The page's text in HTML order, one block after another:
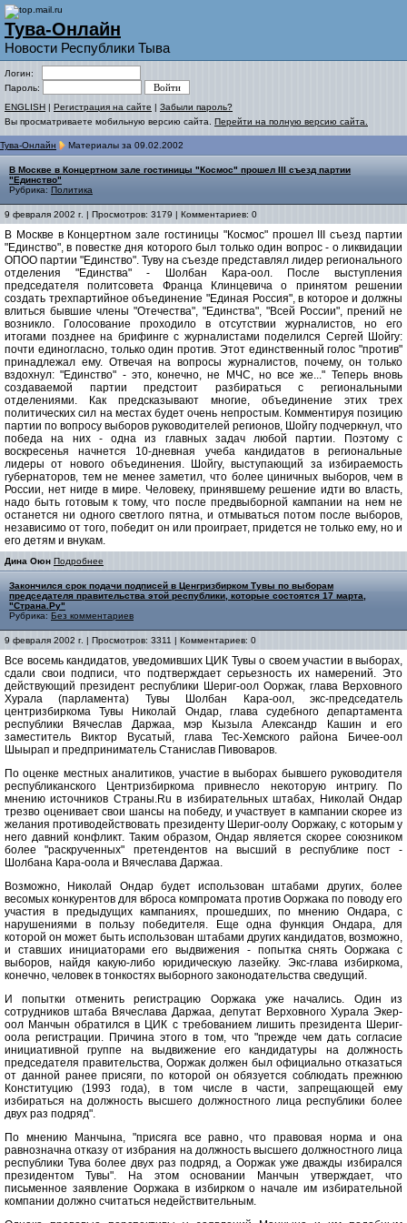
Тува-Онлайн
Новости Республики Тыва
Логин:
Пароль:
ENGLISH | Регистрация на сайте | Забыли пароль?
Вы просматриваете мобильную версию сайта. Перейти на полную версию сайта.
Тува-Онлайн Материалы за 09.02.2002
В Москве в Концертном зале гостиницы "Космос" прошел III съезд партии
"Единство"
Рубрика: Политика
9 февраля 2002 г. | Просмотров: 3179 | Комментариев: 0
В Москве в Концертном зале гостиницы "Космос" прошел III съезд партии
"Единство", в повестке дня которого был только один вопрос - о ликвидации
ОПОО партии "Единство". Туву на съезде представлял лидер регионального
отделения "Единства" - Шолбан Кара-оол. После выступления
председателя политсовета Франца Клинцевича о принятом решении
создать трехпартийное объединение "Единая Россия", в которое и должны
влиться бывшие члены "Отечества", "Единства", "Всей России", прений не
возникло. Голосование проходило в отсутствии журналистов, но его
итогами позднее на брифинге с журналистами поделился Сергей Шойгу:
почти единогласно, только один против. Этот единственный голос "против"
принадлежал ему. Отвечая на вопросы журналистов, почему, он только
вздохнул: "Единство" - это, конечно, не МЧС, но все же..." Теперь вновь
создаваемой партии предстоит разбираться с региональными
отделениями. Как предсказывают многие, объединение этих трех
политических сил на местах будет очень непростым. Комментируя позицию
партии по вопросу выборов руководителей регионов, Шойгу подчеркнул, что
победа на них - одна из главных задач любой партии. Поэтому с
воскресенья начнется 10-дневная учеба кандидатов в региональные
лидеры от нового объединения. Шойгу, выступающий за избираемость
губернаторов, тем не менее заметил, что более циничных выборов, чем в
России, нет нигде в мире. Человеку, принявшему решение идти во власть,
надо быть готовым к тому, что после предвыборной кампании на нем не
останется ни одного светлого пятна, и отмываться потом после выборов,
независимо от того, победит он или проиграет, придется не только ему, но и
его детям и внукам.
Дина Оюн Подробнее
Закончился срок подачи подписей в Ценгризбирком Тувы по выборам
председателя правительства этой республики, которые состоятся 17 марта,
"Страна.Ру"
Рубрика: Без комментариев
9 февраля 2002 г. | Просмотров: 3311 | Комментариев: 0
Все восемь кандидатов, уведомивших ЦИК Тувы о своем участии в выборах,
сдали свои подписи, что подтверждает серьезность их намерений. Это
действующий президент республики Шериг-оол Ооржак, глава Верховного
Хурала (парламента) Тувы Шолбан Кара-оол, экс-председатель
центризбиркома Тувы Николай Ондар, глава судебного департамента
республики Вячеслав Даржаа, мэр Кызыла Александр Кашин и его
заместитель Виктор Вусатый, глава Тес-Хемского района Бичее-оол
Шыырап и предприниматель Станислав Пивоваров.
По оценке местных аналитиков, участие в выборах бывшего руководителя
республиканского Центризбиркома привнесло некоторую интригу. По
мнению источников Страны.Ru в избирательных штабах, Николай Ондар
трезво оценивает свои шансы на победу, и участвует в кампании скорее из
желания противодействовать президенту Шериг-оолу Ооржаку, с которым у
него давний конфликт. Таким образом, Ондар является скорее союзником
более "раскрученных" претендентов на высший в республике пост -
Шолбана Кара-оола и Вячеслава Даржаа.
Возможно, Николай Ондар будет использован штабами других, более
весомых конкурентов для вброса компромата против Ооржака по поводу его
участия в предыдущих кампаниях, прошедших, по мнению Ондара, с
нарушениями в пользу победителя. Еще одна функция Ондара, для
которой он может быть использован штабами других кандидатов, возможно,
и ставших инициаторами его выдвижения - попытка снять Ооржака с
выборов, найдя какую-либо юридическую лазейку. Экс-глава избиркома,
конечно, человек в тонкостях выборного законодательства сведущий.
И попытки отменить регистрацию Ооржака уже начались. Один из
сотрудников штаба Вячеслава Даржаа, депутат Верховного Хурала Экер-
оол Манчын обратился в ЦИК с требованием лишить президента Шериг-
оола регистрации. Причина этого в том, что "прежде чем дать согласие
инициативной группе на выдвижение его кандидатуры на должность
председателя правительства, Ооржак должен был официально отказаться
от данной ранее присяги, по которой он обязуется соблюдать прежнюю
Конституцию (1993 года), в том числе в части, запрещающей ему
избираться на должность высшего должностного лица республики более
двух раз подряд".
По мнению Манчына, "присяга все равно, что правовая норма и она
равнозначна отказу от избрания на должность высшего должностного лица
республики Тува более двух раз подряд, а Ооржак уже дважды избирался
президентом Тувы". На этом основании Манчын утверждает, что
письменное заявление Ооржака в избирком о начале им избирательной
компании должно считаться недействительным.